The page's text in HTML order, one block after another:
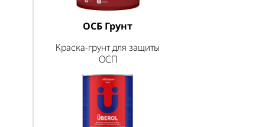
ОСБ Грунт
Краска-грунт для защиты
ОСП